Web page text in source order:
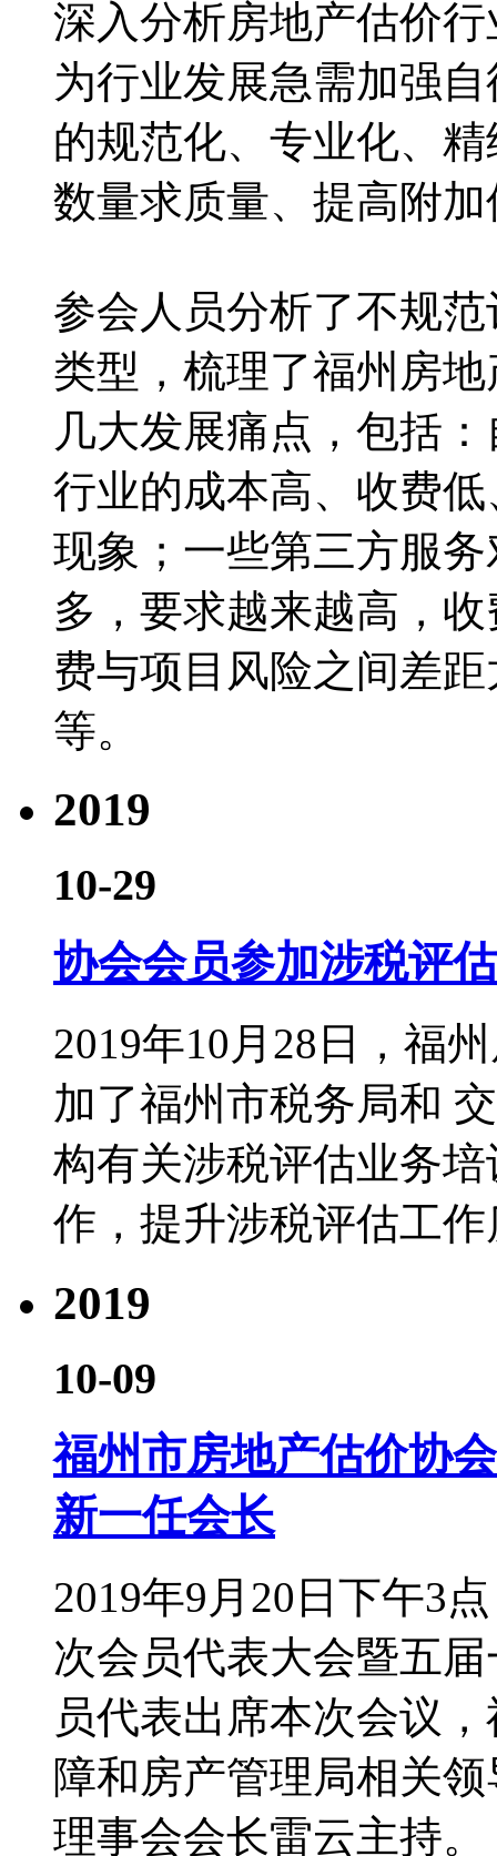
深入分析房地产估价
为行业发展急需加强
的规范化、专业化、
数量求质量、提高附
参会人员分析了不规
类型，梳理了福州房
几大发展痛点，包括
行业的成本高、收费
现象；一些第三方服
多，要求越来越高，
费与项目风险之间差
等。
2019
10-29
协会会员参加涉税评
2019年10月28日，福
加了福州市税务局和
构有关涉税评估业务
作，提升涉税评估工
2019
10-09
福州市房地产估价协
新一任会长
2019年9月20日下午3
次会员代表大会暨五
员代表出席本次会议
障和房产管理局相关
理事会会长雷云主持。